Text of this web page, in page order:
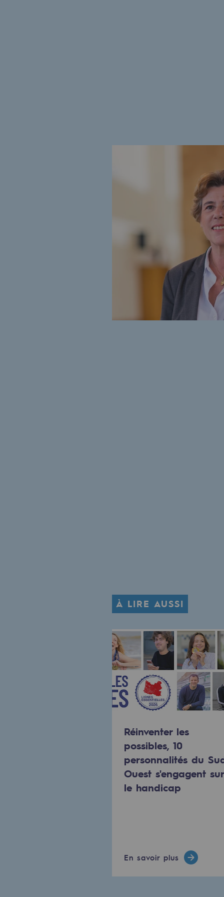
Gaz renouvelables et
Pyrogazéification et gazéification
Concertations CH4, H2 et CO2
Responsabilité
BE POSITIF, le programme de
Décarbonation : une priorité
Limitation des émissions
Gestion de l'énergie
Préservation de la biodiversité
Gestion des impacts
Responsabilité sociale et
Responsabilité sociale et
Le programme social et
À LIRE AUSSI
Réinventer les
possibles, 10
personnalités du
Ouest s'engagent sur
le handicap
En savoir plus